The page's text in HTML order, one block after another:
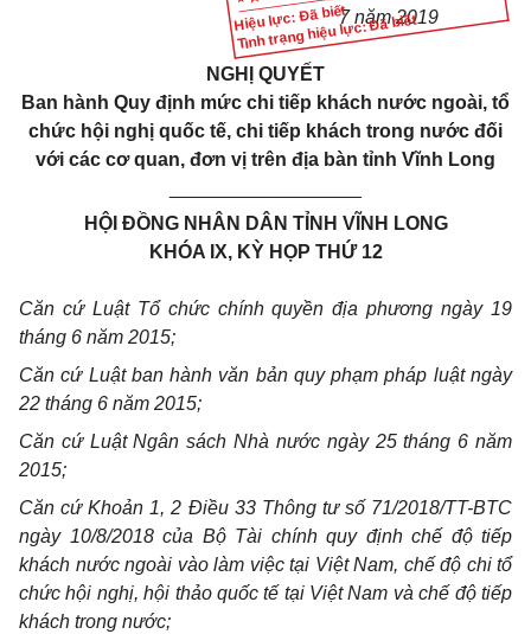
Hiệu lực: Đã biết
Tình trạng hiệu lực: Đã biết
7 năm 2019
NGHỊ QUYẾT
Ban hành Quy định mức chi tiếp khách nước ngoài, tổ
chức hội nghị quốc tế, chi tiếp khách trong nước đối
với các cơ quan, đơn vị trên địa bàn tỉnh Vĩnh Long
HỘI ĐỒNG NHÂN DÂN TỈNH VĨNH LONG
KHÓA IX, KỲ HỌP THỨ 12
Căn cứ Luật Tổ chức chính quyền địa phương ngày 19
tháng 6 năm 2015;
Căn cứ Luật ban hành văn bản quy phạm pháp luật ngày
22 tháng 6 năm 2015;
Căn cứ Luật Ngân sách Nhà nước ngày 25 tháng 6 năm
2015;
Căn cứ Khoản 1, 2 Điều 33 Thông tư số 71/2018/TT-BTC
ngày 10/8/2018 của Bộ Tài chính quy định chế độ tiếp
khách nước ngoài vào làm việc tại Việt Nam, chế độ chi tổ
chức hội nghị, hội thảo quốc tế tại Việt Nam và chế độ tiếp
khách trong nước;